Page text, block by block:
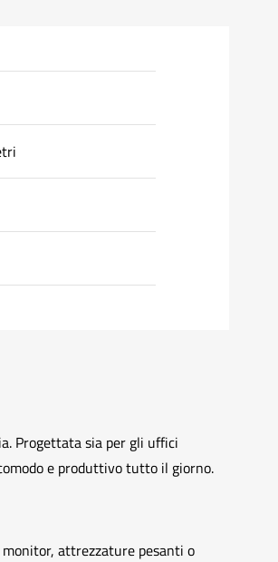
Progettata sia per gli uffici
e produttivo tutto il giorno.
attrezzature pesanti o